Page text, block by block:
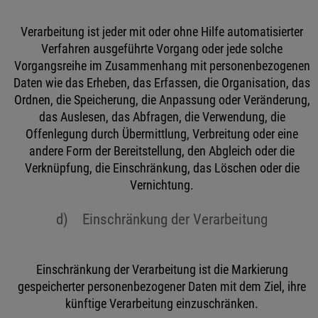
Verarbeitung ist jeder mit oder ohne Hilfe automatisierter
Verfahren ausgeführte Vorgang oder jede solche
Vorgangsreihe im Zusammenhang mit personenbezogenen
Daten wie das Erheben, das Erfassen, die Organisation, das
Ordnen, die Speicherung, die Anpassung oder Veränderung,
das Auslesen, das Abfragen, die Verwendung, die
Offenlegung durch Übermittlung, Verbreitung oder eine
andere Form der Bereitstellung, den Abgleich oder die
Verknüpfung, die Einschränkung, das Löschen oder die
Vernichtung.
d) Einschränkung der Verarbeitung
Einschränkung der Verarbeitung ist die Markierung
gespeicherter personenbezogener Daten mit dem Ziel, ihre
künftige Verarbeitung einzuschränken.